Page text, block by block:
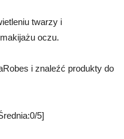
twarzy i
oczu.
i znaleźć produkty do
5]